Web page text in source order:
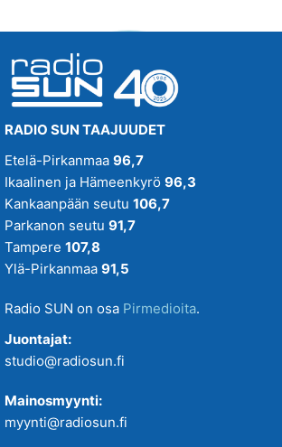
RADIO SUN TAAJUUDET
Etelä-Pirkanmaa 96,7
Ikaalinen ja Hämeenkyrö 96,3
Kankaanpään seutu 106,7
Parkanon seutu 91,7
Tampere 107,8
Ylä-Pirkanmaa 91,5
Radio SUN on osa Pirmedioita.
Juontajat:
studio@radiosun.fi
Mainosmyynti:
myynti@radiosun.fi